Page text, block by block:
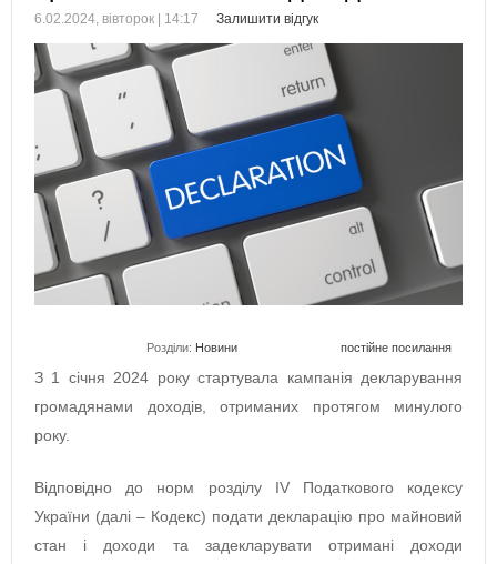
6.02.2024, вівторок | 14:17 Залишити відгук
Розділи: Новини постійне посилання
З 1 січня 2024 року стартувала кампанія декларування
громадянами доходів, отриманих протягом минулого
року.
Відповідно до норм розділу IV Податкового кодексу
України (далі – Кодекс) подати декларацію про майновий
стан і доходи та задекларувати отримані доходи